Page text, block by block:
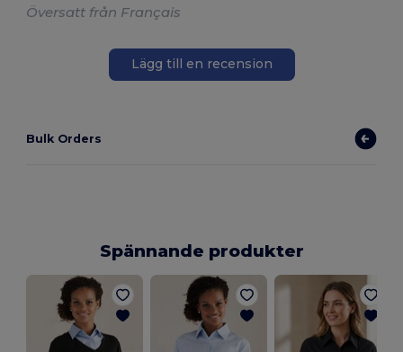
Översatt från Français
Lägg till en recension
Bulk Orders
Spännande produkter